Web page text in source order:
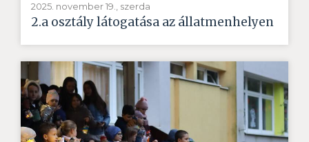
2025. november 19., szerda
2.a osztály látogatása az állatmenhelyen